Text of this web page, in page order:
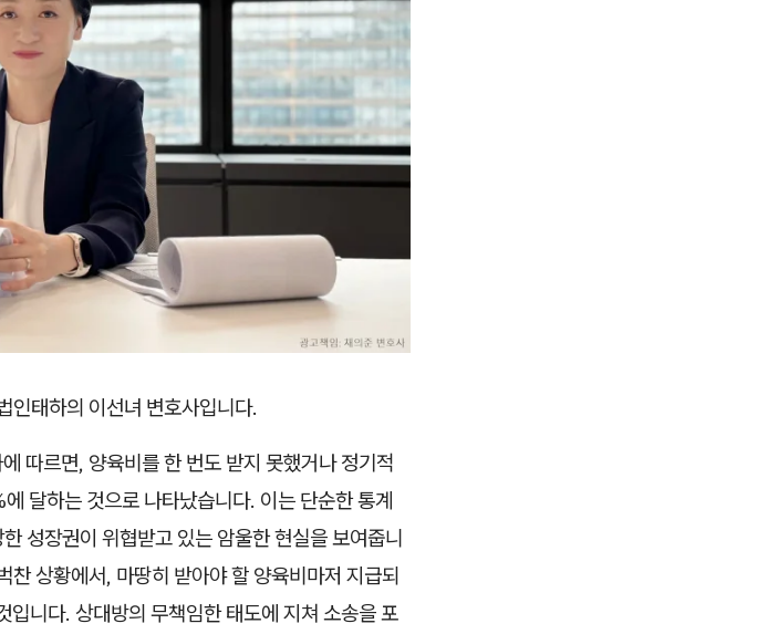
인태하의 이선녀 변호사입니다.
따르면, 양육비를 한 번도 받지 못했거나 정기적
달하는 것으로 나타났습니다. 이는 단순한 통계
성장권이 위협받고 있는 암울한 현실을 보여줍니
상황에서, 마땅히 받아야 할 양육비마저 지급되
입니다. 상대방의 무책임한 태도에 지쳐 소송을 포